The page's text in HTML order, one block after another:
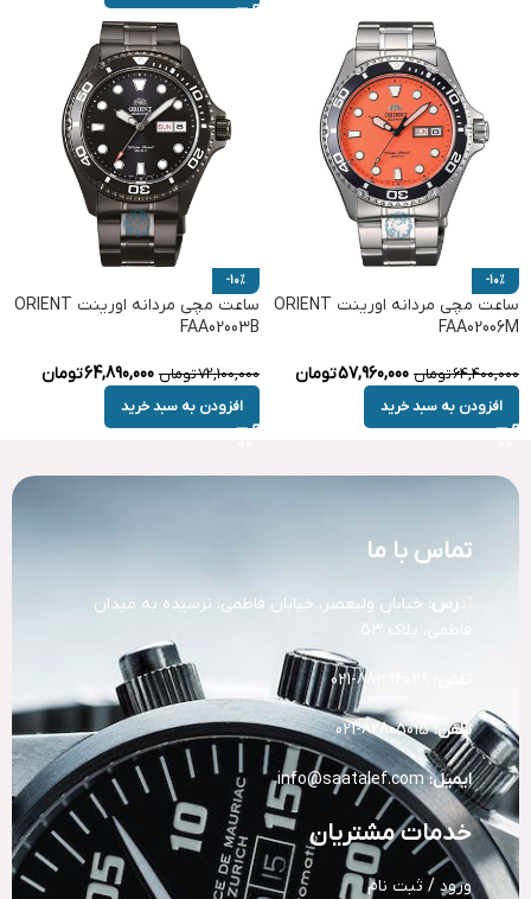
-10%
ساعت مچی مردانه اورینت ORIENT
FAA02006M
64,400,000تومان 57,960,000تومان
افزودن به سبد خرید
-10%
ساعت مچی مردانه اورینت ORIENT
FAA02003B
72,100,000تومان 64,890,000تومان
افزودن به سبد خرید
تماس با ما
رس: خیابان ولیعصر، خیابان فاطمی، نرسیده به میدان
فاطمی، پلاک 53
تلفن:82805015-021
ایمیل: info@saatalef.com
خدمات مشتریان
ورود / ثبت نام